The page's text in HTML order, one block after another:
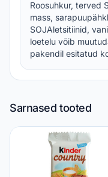
Roosuhkur, terved
mass,
SOJAletsitiinid,
loetelu võib
pakendil esitatud
Sarnased tooted